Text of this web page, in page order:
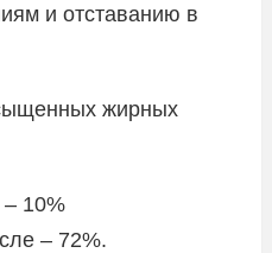
и отставанию в
жирных
10%
– 72%.